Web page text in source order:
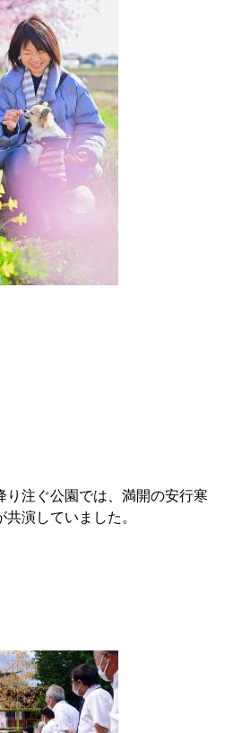
り注ぐ公園では、満開の安行寒
演していました。